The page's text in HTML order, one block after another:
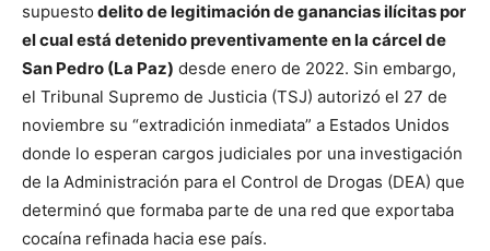
supuesto delito de legitimación de ganancias ilícitas por
el cual está detenido preventivamente en la cárcel de
San Pedro (La Paz) desde enero de 2022. Sin embargo,
el Tribunal Supremo de Justicia (TSJ) autorizó el 27 de
noviembre su “extradición inmediata” a Estados Unidos
donde lo esperan cargos judiciales por una investigación
de la Administración para el Control de Drogas (DEA) que
determinó que formaba parte de una red que exportaba
cocaína refinada hacia ese país.